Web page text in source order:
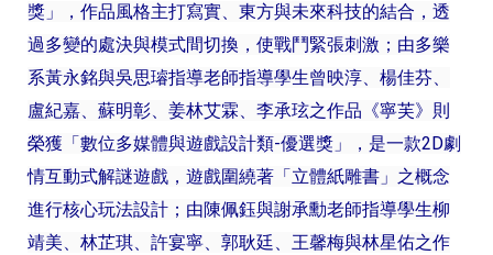
獎」，作品風格主打寫實、東方與未來科技的結合，透
過多變的處決與模式間切換，使戰鬥緊張刺激；由多樂
系黃永銘與吳思璿指導老師指導學生曾映淳、楊佳芬、
盧紀嘉、蘇明彰、姜林艾霖、李承玹之作品《寧芙》則
榮獲「數位多媒體與遊戲設計類-優選獎」，是一款2D劇
情互動式解謎遊戲，遊戲圍繞著「立體紙雕書」之概念
進行核心玩法設計；由陳佩鈺與謝承勳老師指導學生柳
靖美、林芷琪、許宴寧、郭耿廷、王馨梅與林星佑之作